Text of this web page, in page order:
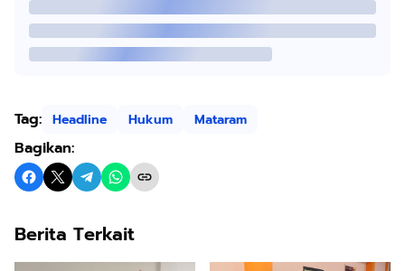
Tag: Headline Hukum Mataram
Bagikan:
Berita Terkait